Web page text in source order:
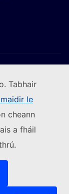
Tabhair
le
cheann
a fháil
link)